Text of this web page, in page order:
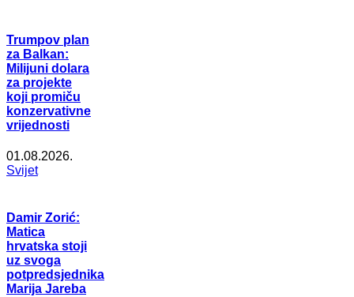
Trumpov plan
za Balkan:
Milijuni dolara
za projekte
koji promiču
konzervativne
vrijednosti
01.08.2026.
Svijet
Damir Zorić:
Matica
hrvatska stoji
uz svoga
potpredsjednika
Marija Jareba